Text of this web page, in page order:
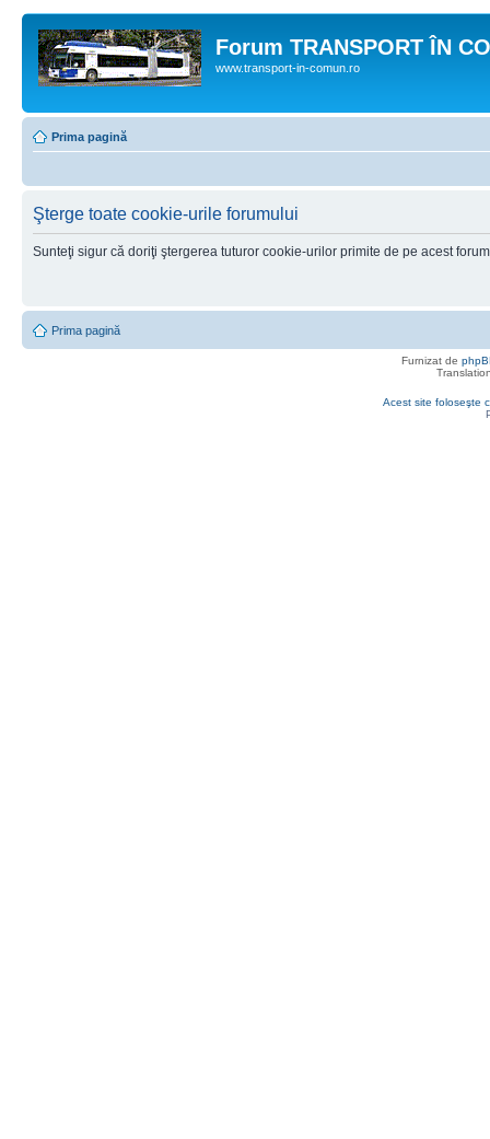
Forum TRANSPORT ÎN
www.transport-in-comun.ro
Prima pagină
Şterge toate cookie-urile forumului
Sunteţi sigur că doriţi ştergerea tuturor cookie-urilor primite de pe acest
Prima pagină
Furnizat de
Acest site foloseşte